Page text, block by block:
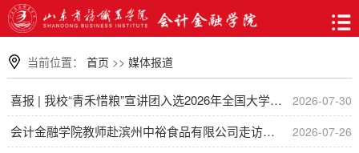
当前位置： 首页 >> 媒体报道
2026-07-30
喜报 | 我校“青禾惜粮”宣讲团入选2026年全国大学生“勤俭节约”宣讲活动
2026-07-26
会计金融学院教师赴滨州中裕食品有限公司走访调研